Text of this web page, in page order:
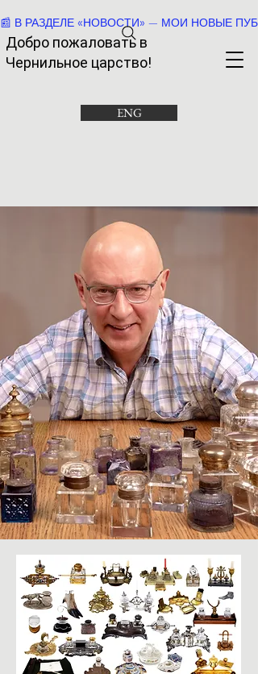
Добро пожаловать в
Чернильное царство!
ENG
📰 В РАЗДЕЛЕ «НОВОСТИ» — МОИ НОВЫЕ